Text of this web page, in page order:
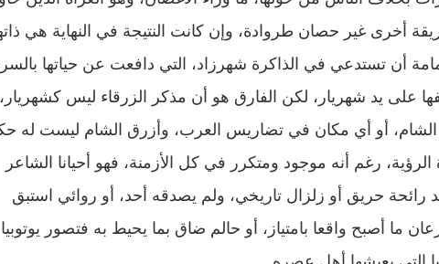
أخرى غير حصان طروادة، وإن كانت النتيجة في النهاية هي
أن تستدعي في الذاكرة شهرزاد، التي دافعت عن حياتها
على يد شهريار، لكن الفارق هو أن مذكر الزرقاء ليس كشهريار،
الشام، أو أي مكان في تضاريس العرب، وأزرق الشام ليست له
رغم أنه موجود ومتكرر في كل الأزمنة، فهو أحيانا الشاعر
رائحة حريق أو زلزال تاريخي، ولم يصدقه أحد، أو روائي استبق
ما أصبح واقعا بامتياز، أو حالم ضاق بما يحيط به فتصور يوتوبيا